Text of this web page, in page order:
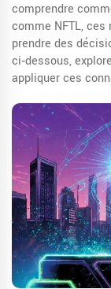
comprendre
comme NFTL,
prendre des
ci‑dessous,
appliquer ces